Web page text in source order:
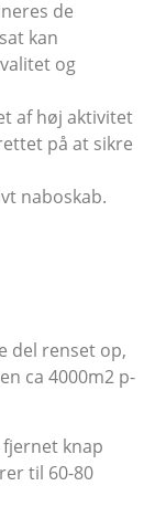
de
kan
og
af høj aktivitet
på at sikre
naboskab.
del renset op,
ca 4000m2 p-
knap
til 60-80